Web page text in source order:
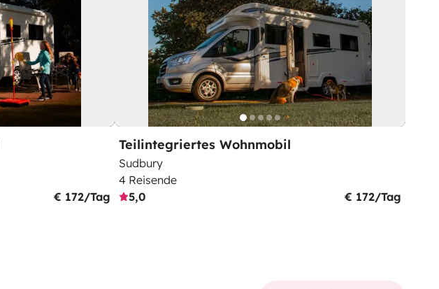
€ 172/Tag
Teilintegriertes Wohnmobil
Sudbury
4 Reisende
5,0
€ 172/Tag